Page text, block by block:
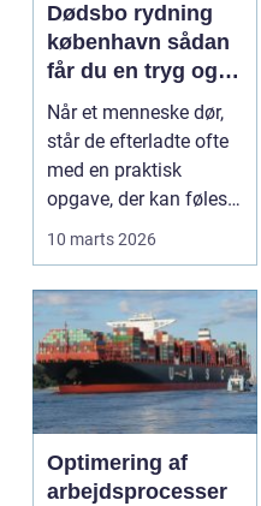
Dødsbo rydning
københavn sådan
får du en tryg og
effektiv løsning
Når et menneske dør,
står de efterladte ofte
med en praktisk
opgave, der kan føles
helt uoverskuelig...
10 marts 2026
Optimering af
arbejdsprocesser